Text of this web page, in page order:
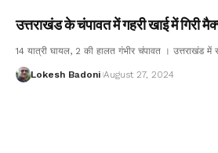
उत्तराखंड के चंपावत में गहरी खाई में गिरी
14 यात्री घायल, 2 की हालत गंभीर चंपावत । उत्तराखंड
Lokesh Badoni August 27, 2024